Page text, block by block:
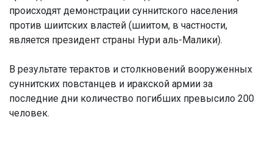
происходят демонстрации суннитского населения
против шиитских властей (шиитом, в частности,
является президент страны Нури аль-Малики).
В результате терактов и столкновений вооруженных
суннитских повстанцев и иракской армии за
последние дни количество погибших превысило 200
человек.